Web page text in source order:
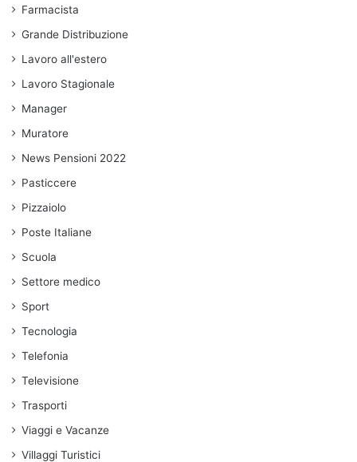
Farmacista
Grande Distribuzione
Lavoro all'estero
Lavoro Stagionale
Manager
Muratore
News Pensioni 2022
Pasticcere
Pizzaiolo
Poste Italiane
Scuola
Settore medico
Sport
Tecnologia
Telefonia
Televisione
Trasporti
Viaggi e Vacanze
Villaggi Turistici